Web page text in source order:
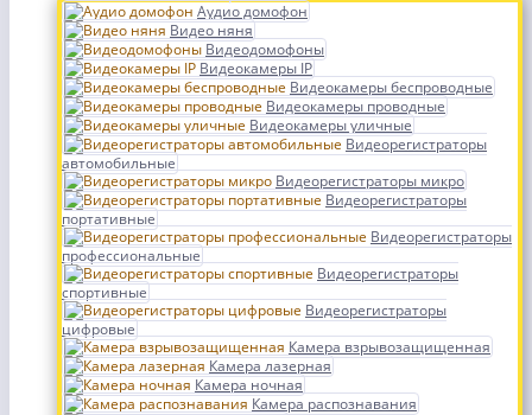
Аудио домофон
Видео няня
Видеодомофоны
Видеокамеры IP
Видеокамеры беспроводные
Видеокамеры проводные
Видеокамеры уличные
Видеорегистраторы
автомобильные
Видеорегистраторы микро
Видеорегистраторы
портативные
Видеорегистраторы
профессиональные
Видеорегистраторы
спортивные
Видеорегистраторы
цифровые
Камера взрывозащищенная
Камера лазерная
Камера ночная
Камера распознавания